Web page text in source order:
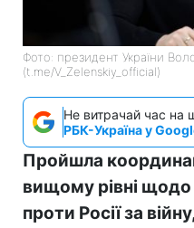
Фото: президент України
(t.me/V_Zelenskiy_official)
Не витрачай час на
РБК-Україна у
Пройшла
вищому рівні щодо
проти Росії за